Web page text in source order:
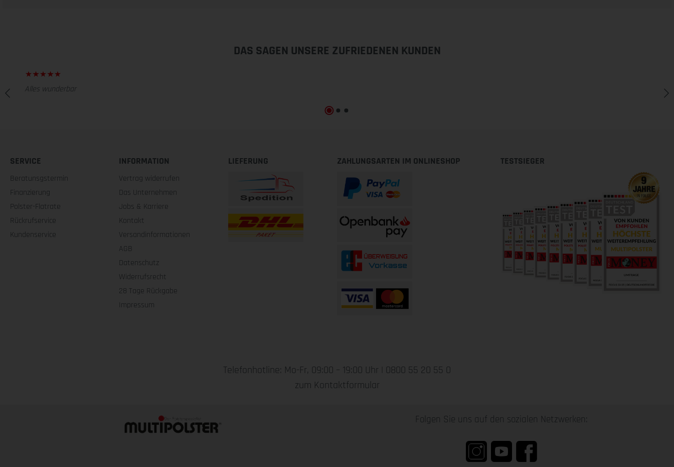
DAS SAGEN UNSERE ZUFRIEDENEN KUNDEN
Alles wunderbar
SERVICE
Beratunsgstermin
Finanzierung
Polster-Flatrate
Rückrufservice
Kundenservice
INFORMATION
Vertrag widerrufen
Das Unternehmen
Jobs & Karriere
Kontakt
Versandinformationen
AGB
Datenschutz
Widerrufsrecht
28 Tage Rückgabe
Impressum
LIEFERUNG ZAHLUNGSARTEN IM ONLINESHOP TESTSIEGER
Telefonhotline: Mo-Fr, 09:00 – 19:00 Uhr | 0800 55 20 55 0
zum Kontaktformular
Folgen Sie uns auf den sozialen Netzwerken: